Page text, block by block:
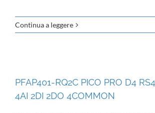
Continua a leggere
PFAP401-RQ2C PICO PRO D4
4AI 2DI 2DO 4COMMON